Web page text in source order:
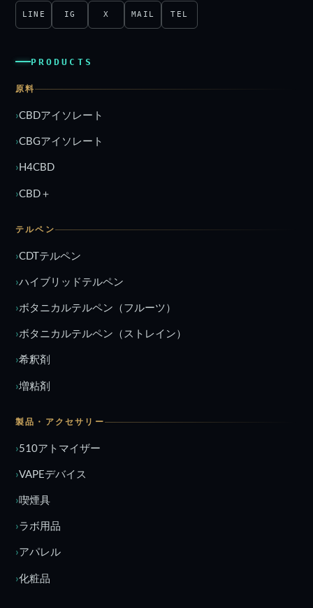
LINE IG X MAIL TEL
PRODUCTS
原料
CBDアイソレート
CBGアイソレート
H4CBD
CBD＋
テルペン
CDTテルペン
ハイブリッドテルペン
ボタニカルテルペン（フルーツ）
ボタニカルテルペン（ストレイン）
希釈剤
増粘剤
製品・アクセサリー
510アトマイザー
VAPEデバイス
喫煙具
ラボ用品
アパレル
化粧品